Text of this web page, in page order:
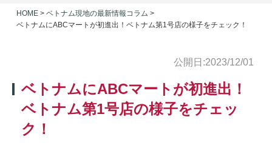
HOME > ベトナム現地の最新情報コラム >
ベトナムにABCマートが初進出！ベトナム第1号店の様子をチェック！
公開日:2023/12/01
ベトナムにABCマートが初進出！
ベトナム第1号店の様子をチェッ
ク！